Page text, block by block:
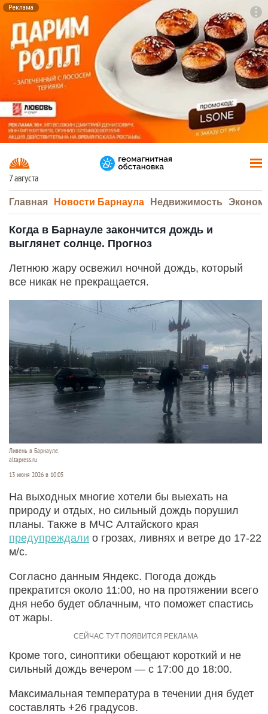
Реклама
7 августа
Главная Новости Барнаула Недвижимость
Когда в Барнауле закончится дождь и
выглянет солнце. Прогноз
Летнюю жару освежил ночной дождь, который
все никак не прекращается.
Ливень в Барнауле.
altapress.ru
13 июня 2026 в 10:05
На выходных многие хотели бы выехать на
природу и отдых, но сильный дождь порушил
планы. Также в МЧС Алтайского края
предупреждали о грозах, ливнях и ветре до 17-22
м/с.
Согласно данным Яндекс. Погода дождь
прекратится около 11:00, но на протяжении всего
дня небо будет облачным, что поможет спастись
от жары.
Кроме того, синоптики обещают короткий и не
сильный дождь вечером — с 17:00 до 18:00.
Максимальная температура в течении дня будет
составлять +26 градусов.